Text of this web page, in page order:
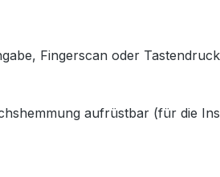
Fingerscan oder Tastendruck
aufrüstbar (für die